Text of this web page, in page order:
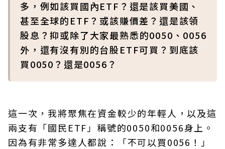
多，例如該買國內ETF？還是該買美國、
甚至全球的ETF？或該賺價差？還是該領
股息？抑或除了大家最熟悉的0050、0056
外，還有沒有別的台股ETF可買？到底該
買0050？還是0056？
這一次，我將聚焦在資金較少的年輕人，以及這
兩支有「國民ETF」稱號的0050和0056身上。
因為有非常多達人都說：「不可以買0056！」